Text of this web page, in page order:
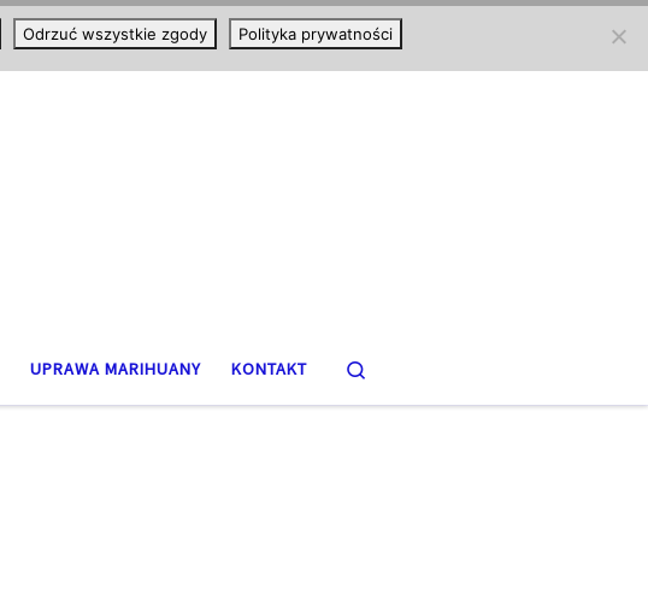
UPRAWA MARIHUANY KONTAKT
Odrzuć wszystkie zgody Polityka prywatności